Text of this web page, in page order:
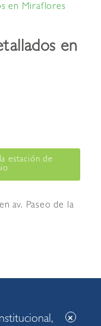
en Miraflores
en
estación de
av. Paseo de la
estación de